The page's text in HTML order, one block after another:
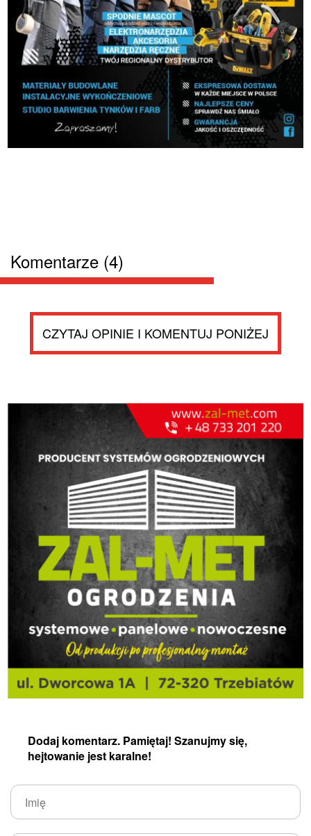
Komentarze (4)
CZYTAJ OPINIE I KOMENTUJ PONIŻEJ
Dodaj komentarz. Pamiętaj! Szanujmy się,
hejtowanie jest karalne!